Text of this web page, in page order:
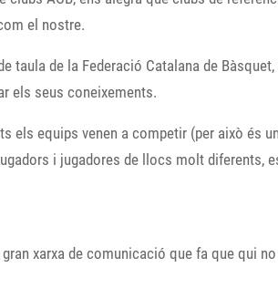
el nostre.
taula de la Federació Catalana de
els seus coneixements.
els equips venen a competir (per això és
i jugadores de llocs molt diferents,
xarxa de comunicació que fa que qui